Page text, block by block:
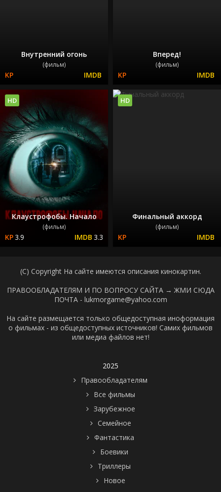
Внутренний огонь
(фильм)
Вперед!
(фильм)
Клаустрофобы. Начало
(фильм)
3.9 3.3
HD
Финальный аккорд
(фильм)
HD
(C) Copyright На сайте имеются описания кинокартин.
ПРАВООБЛАДАТЕЛЯМ И ПО ВОПРОСУ САЙТА → ЖМИ СЮДА
ПОЧТА - lukmorgame@yahoo.com
На сайте размещается только общедоступная иноформация
о фильмах - из общедоступных источников! Самих фильмов
или медиа файлов нет!
2025
Правообладателям
Все фильмы
Зарубежное
Семейное
Фантастика
Боевики
Триллеры
Новое